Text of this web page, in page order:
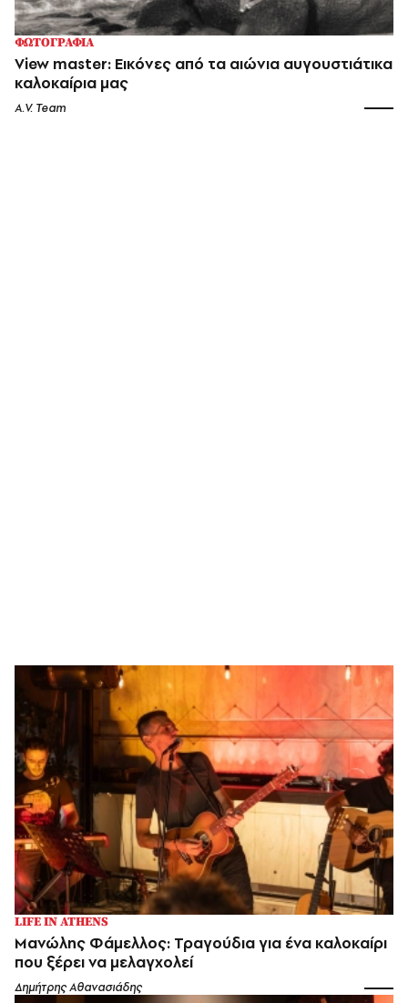
ΦΩΤΟΓΡΑΦΙΑ
View master: Εικόνες από τα αιώνια αυγουστιάτικα
καλοκαίρια μας
A.V. Team
LIFE IN ATHENS
Μανώλης Φάμελλος: Τραγούδια για ένα καλοκαίρι
που ξέρει να μελαγχολεί
Δημήτρης Αθανασιάδης